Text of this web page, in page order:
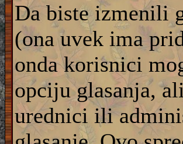
Da biste izmenili
(ona uvek ima
onda korisnici
opciju glasanja,
urednici ili